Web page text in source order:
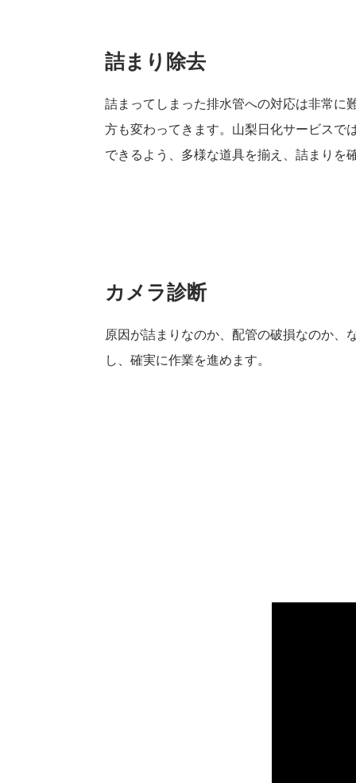
詰まり除去
詰まってしまった排水管への対応は非常に
方も変わってきます。山梨日化サービスで
できるよう、多様な道具を揃え、詰まりを
カメラ診断
原因が詰まりなのか、配管の破損なのか、
し、確実に作業を進めます。